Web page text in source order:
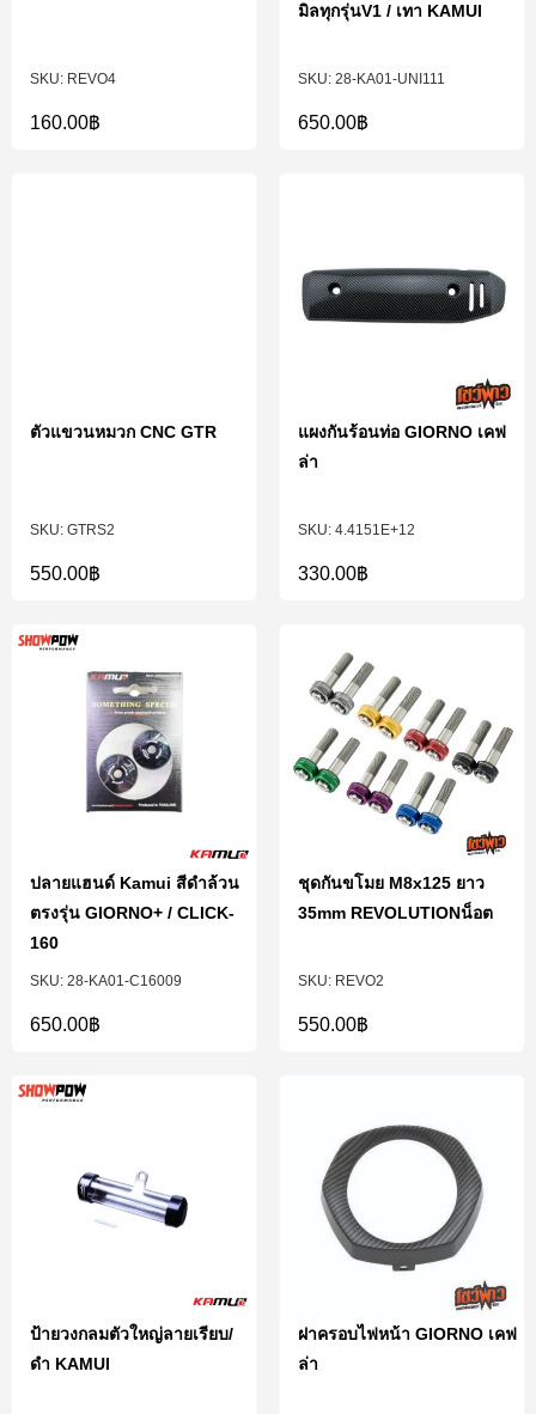
REVO4
160.00฿
28-KA01-UNI111
มิลทุกรุ่นV1 / เทา KAMUI
650.00฿
GTRS2
ตัวแขวนหมวก CNC GTR
550.00฿
4.4151E+12
แผงกันร้อนท่อ GIORNO เคฟ
ล่า
330.00฿
28-KA01-C16009
ปลายแฮนด์ Kamui สีดำล้วน
ตรงรุ่น GIORNO+ / CLICK-
160
650.00฿
REVO2
ชุดกันขโมย M8x125 ยาว
35mm REVOLUTIONน็อต
550.00฿
ป้ายวงกลมตัวใหญ่ลายเรียบ/
ดำ KAMUI
ฝาครอบไฟหน้า GIORNO เคฟ
ล่า